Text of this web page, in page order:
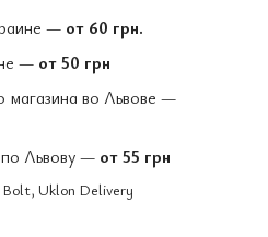
— от 60 грн.
— от 50 грн
магазина во Львове —
по Львову — от 55 грн
Bolt, Uklon Delivery